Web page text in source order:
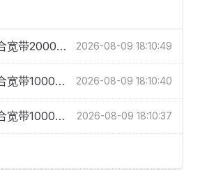
北京联通融合宽带2000M269元/月-合约3年 2026-08-09 18:10:49
北京联通融合宽带1000M199元/月-合约2年 2026-08-09 18:10:40
北京联通融合宽带1000M199元/月-合约3年 2026-08-09 18:10:37